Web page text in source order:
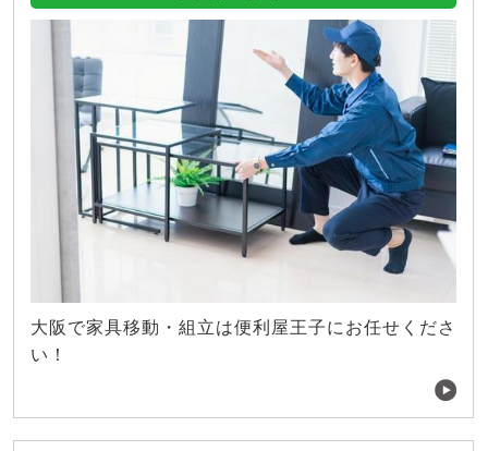
大阪で家具移動・組立は便利屋王子にお任せくださ
い！